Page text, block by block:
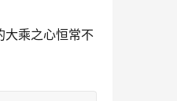
大乘之心恒常不